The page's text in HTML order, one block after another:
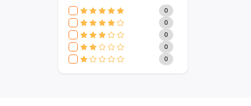
TRICHUP 20
CLIVE & KEIRA 17
SEVAVEREK 6
DSP 0
SUPER CREST 4
2
0
0
0
0
0